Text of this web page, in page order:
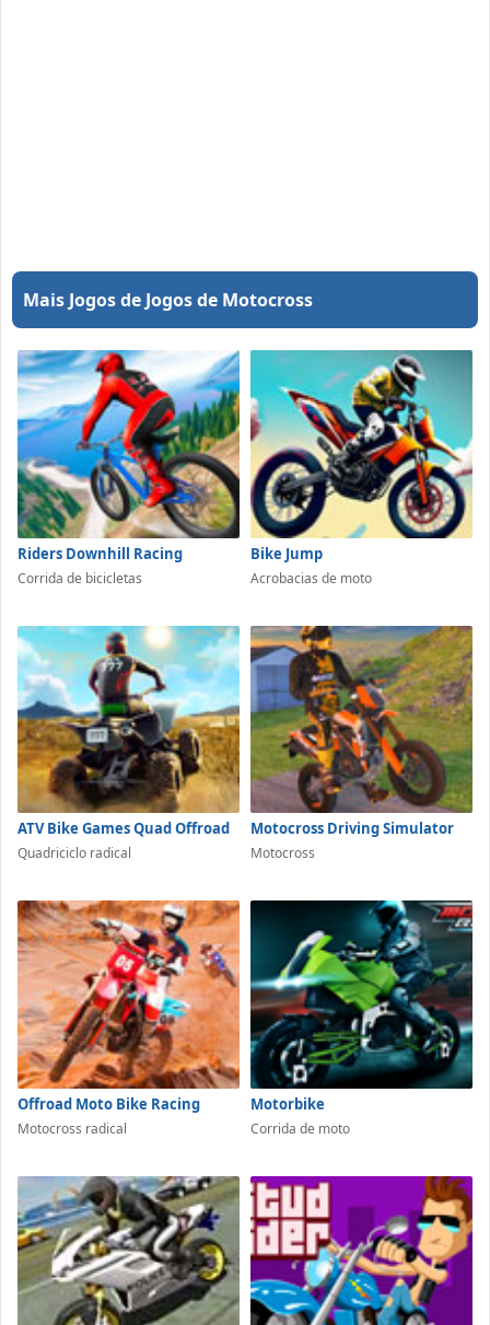
Mais Jogos de Jogos de Motocross
Riders Downhill Racing
Corrida de bicicletas
Bike Jump
Acrobacias de moto
ATV Bike Games Quad Offroad
Quadriciclo radical
Motocross Driving Simulator
Motocross
Offroad Moto Bike Racing
Motocross radical
Motorbike
Corrida de moto